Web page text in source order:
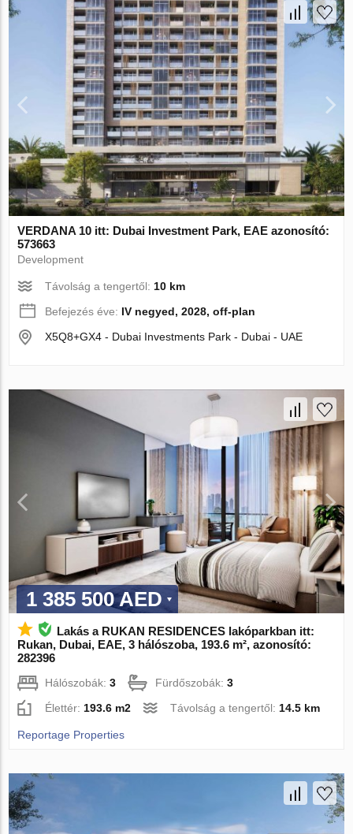
VERDANA 10 itt: Dubai Investment Park, EAE azonosító:
573663
Development
Távolság a tengertől: 10 km
Befejezés éve: IV negyed, 2028, off-plan
X5Q8+GX4 - Dubai Investments Park - Dubai - UAE
1 385 500 AED
Lakás a RUKAN RESIDENCES lakóparkban itt:
Rukan, Dubai, EAE, 3 hálószoba, 193.6 m², azonosító:
282396
Hálószobák:3 Fürdőszobák:3
Élettér: 193.6 m2 Távolság a tengertől: 14.5 km
Reportage Properties